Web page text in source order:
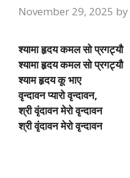
November 29, 2025 by
श्यामा हृदय कमल सो प्रगट्यौ
श्यामा हृदय कमल सो प्रगट्यौ
श्याम हृदय कू भाए
वृन्दावन प्यारो वृन्दावन,
श्री वृंदावन मेरो वृन्दावन
श्री वृंदावन मेरो वृन्दावन